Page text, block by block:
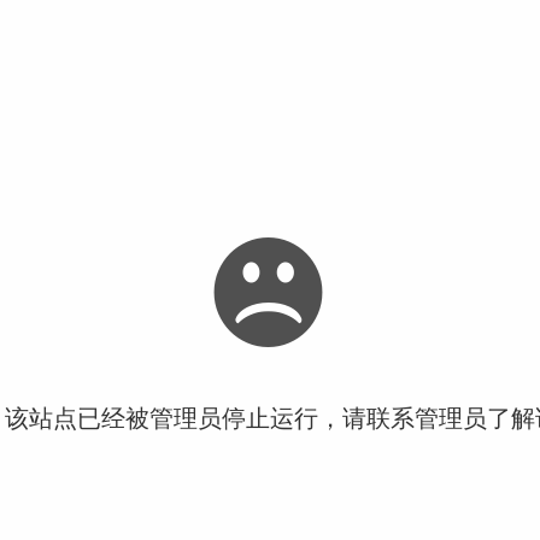
站点已经被管理员停止运行，请联系管理员了